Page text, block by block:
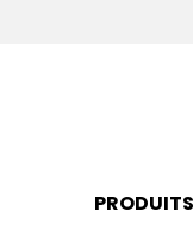
PRODUITS